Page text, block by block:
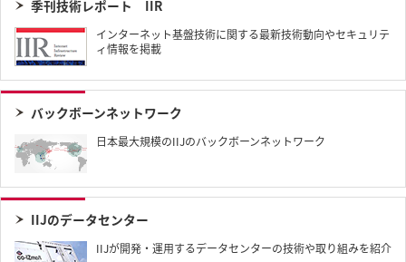
季刊技術レポート IIR​
インターネット基盤技術に関する最新技術動向やセキュリテ
ィ情報を掲載
バックボーンネットワーク
日本最大規模のIIJのバックボーンネットワーク
IIJのデータセンター
IIJが開発・運用するデータセンターの技術や取り組みを紹介